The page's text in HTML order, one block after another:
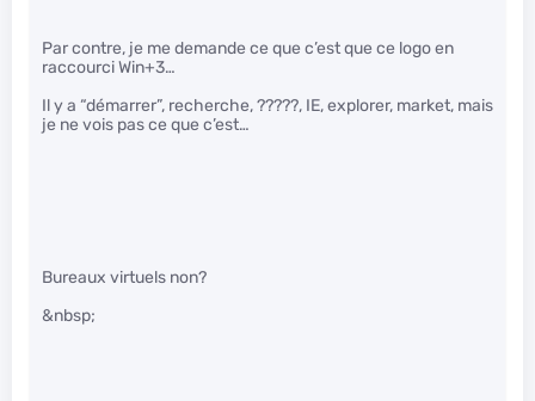
Par contre, je me demande ce que c’est que ce logo en
raccourci Win+3…
Il y a “démarrer”, recherche, ?????, IE, explorer, market, mais
je ne vois pas ce que c’est…
Bureaux virtuels non?
&nbsp;